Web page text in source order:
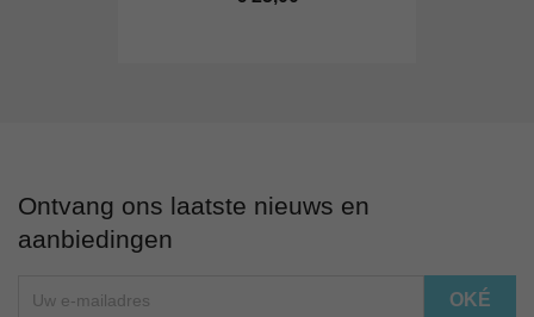
Ontvang ons laatste nieuws en
aanbiedingen